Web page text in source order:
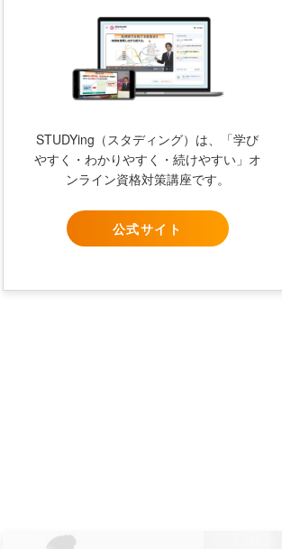
STUDYing（スタディング）は、「学び
やすく・わかりやすく・続けやすい」オ
ンライン資格対策講座です。
公式サイト